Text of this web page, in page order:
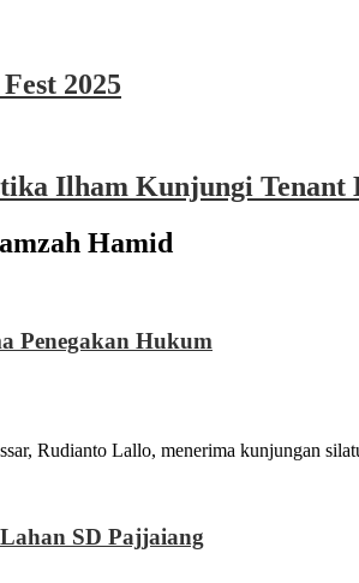
2025
Ilham Kunjungi Tenant
Hamid
Penegakan Hukum
Rudianto Lallo, menerima kunjungan
SD Pajjaiang